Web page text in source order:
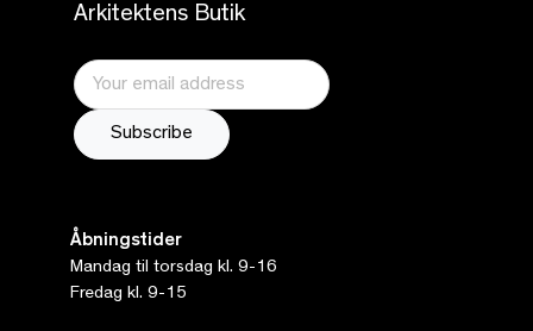
Arkitektens Butik
Åbningstider
Mandag til torsdag kl. 9-16
Fredag kl. 9-15